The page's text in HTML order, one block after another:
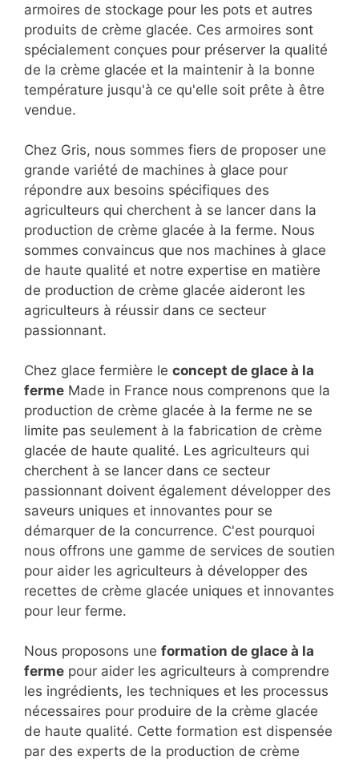
armoires de stockage pour les pots et autres
produits de crème glacée. Ces armoires sont
spécialement conçues pour préserver la qualité
de la crème glacée et la maintenir à la bonne
température jusqu'à ce qu'elle soit prête à être
vendue.
Chez Gris, nous sommes fiers de proposer une
grande variété de machines à glace pour
répondre aux besoins spécifiques des
agriculteurs qui cherchent à se lancer dans la
production de crème glacée à la ferme. Nous
sommes convaincus que nos machines à glace
de haute qualité et notre expertise en matière
de production de crème glacée aideront les
agriculteurs à réussir dans ce secteur
passionnant.
Chez glace fermière le concept de glace à la
ferme Made in France nous comprenons que la
production de crème glacée à la ferme ne se
limite pas seulement à la fabrication de crème
glacée de haute qualité. Les agriculteurs qui
cherchent à se lancer dans ce secteur
passionnant doivent également développer des
saveurs uniques et innovantes pour se
démarquer de la concurrence. C'est pourquoi
nous offrons une gamme de services de soutien
pour aider les agriculteurs à développer des
recettes de crème glacée uniques et innovantes
pour leur ferme.
Nous proposons une formation de glace à la
ferme pour aider les agriculteurs à comprendre
les ingrédients, les techniques et les processus
nécessaires pour produire de la crème glacée
de haute qualité. Cette formation est dispensée
par des experts de la production de crème